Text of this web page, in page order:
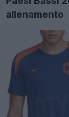
allenamento